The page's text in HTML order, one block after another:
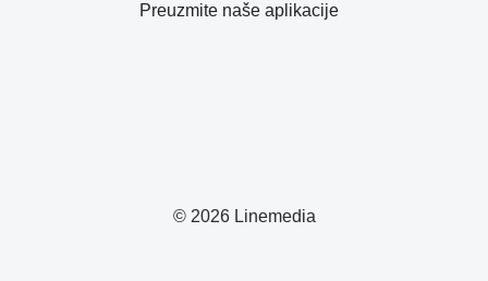
© 2026 Linemedia
Preuzmite naše aplikacije